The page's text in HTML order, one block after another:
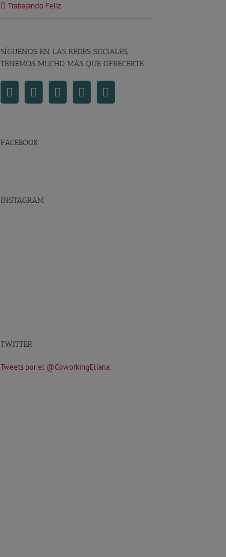
Trabajando Feliz
SÍGUENOS EN LAS REDES SOCIALES,
TENEMOS MUCHO MÁS QUE OFRECERTE…
FACEBOOK
INSTAGRAM
TWITTER
Tweets por el @CoworkingEliana.